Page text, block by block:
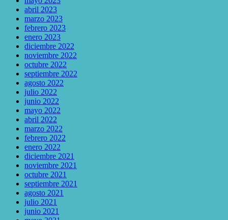
abril 2023
marzo 2023
febrero 2023
enero 2023
diciembre 2022
noviembre 2022
octubre 2022
septiembre 2022
agosto 2022
julio 2022
junio 2022
mayo 2022
abril 2022
marzo 2022
febrero 2022
enero 2022
diciembre 2021
noviembre 2021
octubre 2021
septiembre 2021
agosto 2021
julio 2021
junio 2021